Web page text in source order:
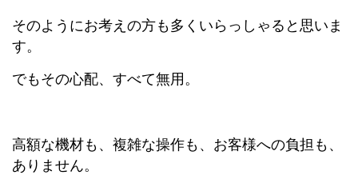
そのようにお考えの方も多くいらっしゃると思いま
す。
でもその心配、すべて無用。
高額な機材も、複雑な操作も、お客様への負担も、
ありません。